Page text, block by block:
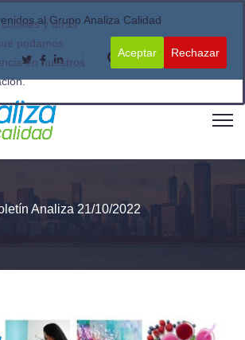
al Grupo Analiza Calidad
Analiza 21/10/2022
y otras
podamos
en nuestros
Aceptar Rechazar